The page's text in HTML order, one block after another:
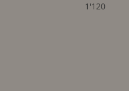
1'120